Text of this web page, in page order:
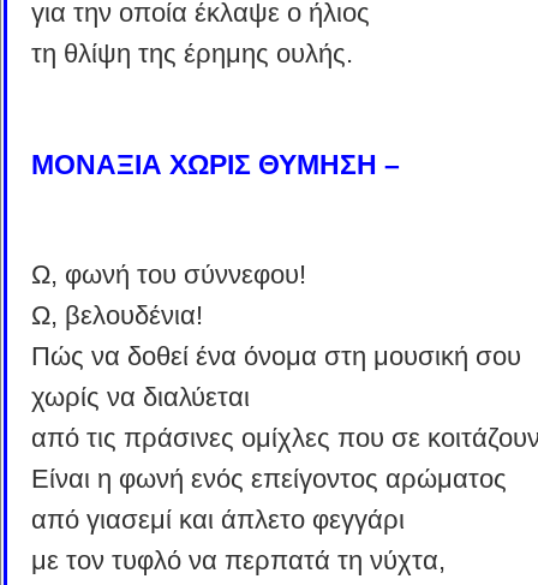
για την οποία έκλαψε ο ήλιος
τη θλίψη της έρημης ουλής.
ΜΟΝΑΞΙΑ ΧΩΡΙΣ ΘΥΜΗΣΗ –
Ω, φωνή του σύννεφου!
Ω, βελουδένια!
Πώς να δοθεί ένα όνομα στη μουσική σου
χωρίς να διαλύεται
από τις πράσινες ομίχλες που σε
Είναι η φωνή ενός επείγοντος αρώματος
από γιασεμί και άπλετο φεγγάρι
με τον τυφλό να περπατά τη νύχτα,